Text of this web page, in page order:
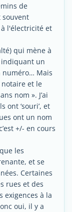
de
souvent
l'électricité et
qui mène à
un
numéro… Mais
notaire et le
nom ». J’ai
ont ‘souri’, et
ont un nom
+/- en cours
les
et se
Certaines
rues et des
exigences à la
oui, il y a